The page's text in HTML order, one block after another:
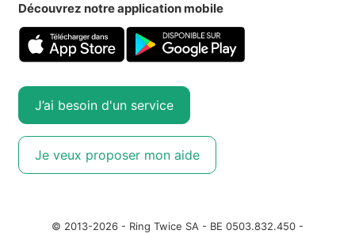
Découvrez notre application mobile
J’ai besoin d'un service
Je veux proposer mon aide
© 2013-2026 - Ring Twice SA - BE 0503.832.450 -